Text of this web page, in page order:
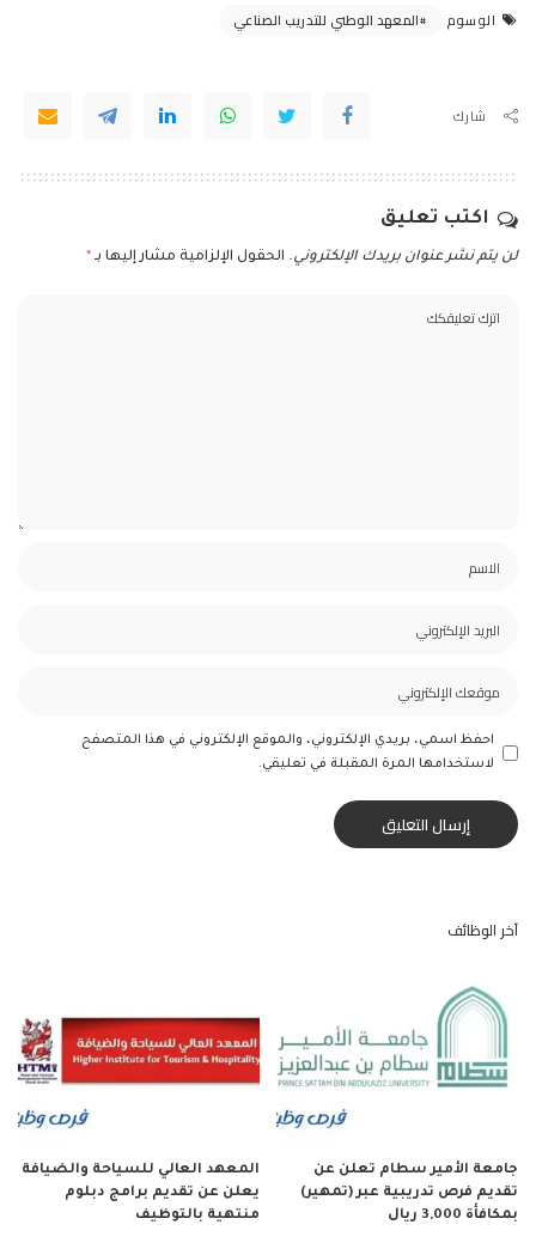
الوسوم المعهد الوطني للتدريب الصناعي
شارك
اكتب تعليق
لن يتم نشر عنوان بريدك الإلكتروني. الحقول الإلزامية مشار إليها بـ *
احفظ اسمي، بريدي الإلكتروني، والموقع الإلكتروني في هذا المتصفح
لاستخدامها المرة المقبلة في تعليقي.
آخر الوظائف
جامعة الأمير سطام تعلن عن
تقديم فرص تدريبية عبر (تمهير)
بمكافأة 3,000 ريال
المعهد العالي للسياحة والضيافة
يعلن عن تقديم برامج دبلوم
منتهية بالتوظيف